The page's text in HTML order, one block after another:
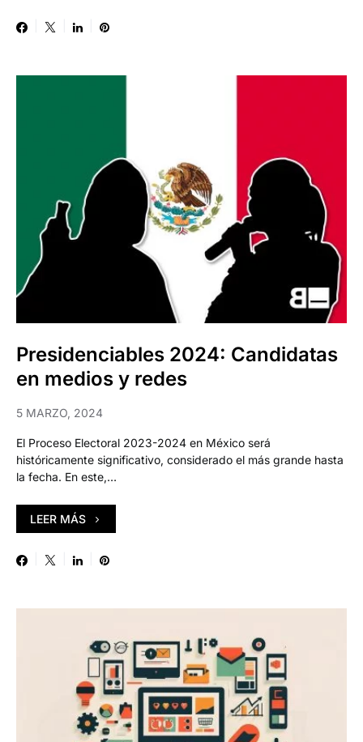
Presidenciables 2024: Candidatas
en medios y redes
5 MARZO, 2024
El Proceso Electoral 2023-2024 en México será
históricamente significativo, considerado el más grande hasta
la fecha. En este,…
LEER MÁS